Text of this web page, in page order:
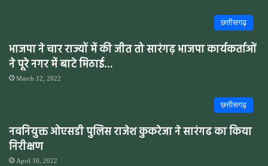
छत्तीसगढ़
भाजपा ने चार राज्यों में की जीत तो सारंगढ़ भाजपा कार्यकर्ताओं
ने पूरे नगर में बाटे मिठाई…
March 12, 2022
छत्तीसगढ़
नवनियुक्त ओएसडी पुलिस राजेश कुकरेजा ने सारंगढ का किया
निरीक्षण
April 30, 2022